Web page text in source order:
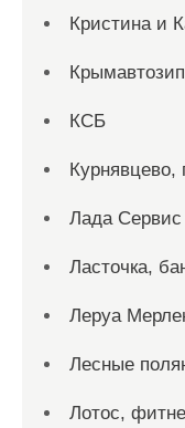
Кристина и
Крымавтозип
КСБ
Курнявцево,
Лада Сервис
Ласточка,
Леруа
Лесные
Лотос,